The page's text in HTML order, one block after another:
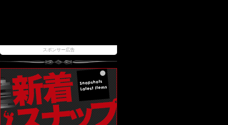
スポンサー広告